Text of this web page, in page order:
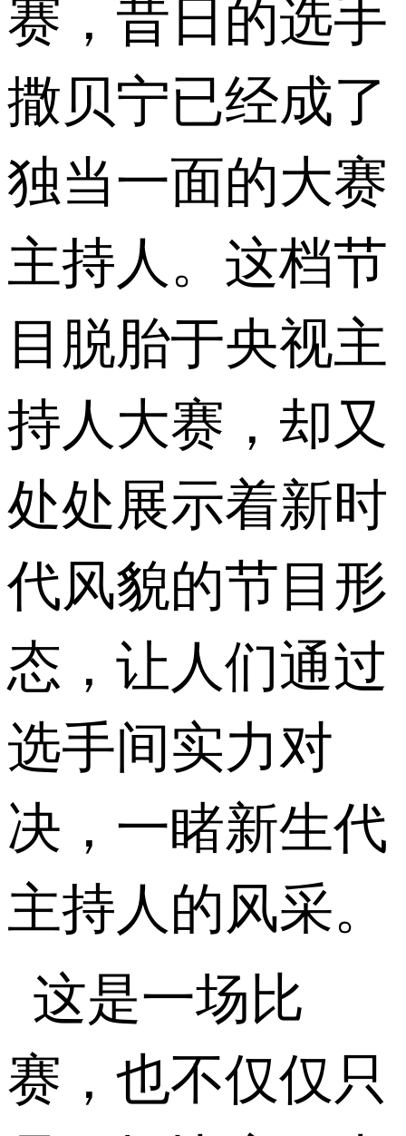
赛，昔日的选手
撒贝宁已经成了
独当一面的大赛
主持人。这档节
目脱胎于央视主
持人大赛，却又
处处展示着新时
代风貌的节目形
态，让人们通过
选手间实力对
决，一睹新生代
主持人的风采。
这是一场比
赛，也不仅仅只